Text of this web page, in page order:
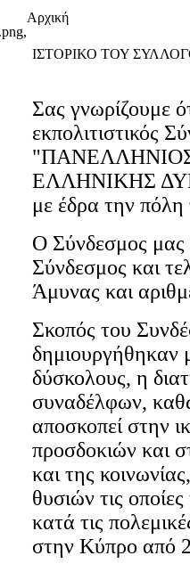
Αρχική
ΙΣΤΟΡΙΚΟ ΤΟΥ
Σας γνωρίζουμε
εκπολιτιστικός
ΕΛΛΗΝΙΚΗΣ
με έδρα την
Ο Σύνδεσμος μας
Σύνδεσμος και
Άμυνας και
Σκοπός του
δημιουργήθηκαν
δύσκολους, η
συναδέλφων,
αποσκοπεί στην
προσδοκιών και
και της
θυσιών τις
κατά τις
στην Κύπρο από